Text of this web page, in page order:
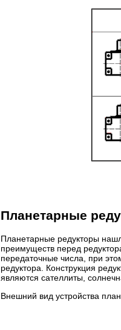
Планетарные
Планетарные редукторы
преимуществ перед
передаточные числа, при
редуктора. Конструкция
являются сателлиты,
Внешний вид устройства